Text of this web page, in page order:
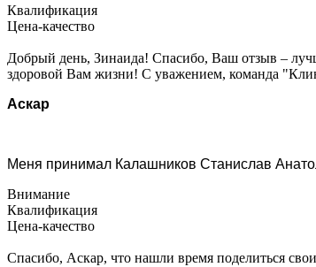
Квалификация
Цена-качество
Добрый день, Зинаида! Спасибо, Ваш отзыв –
здоровой Вам жизни! С уважением, команда
Аскар
Меня принимал Калашников Станислав
Внимание
Квалификация
Цена-качество
Спасибо, Аскар, что нашли время поделиться